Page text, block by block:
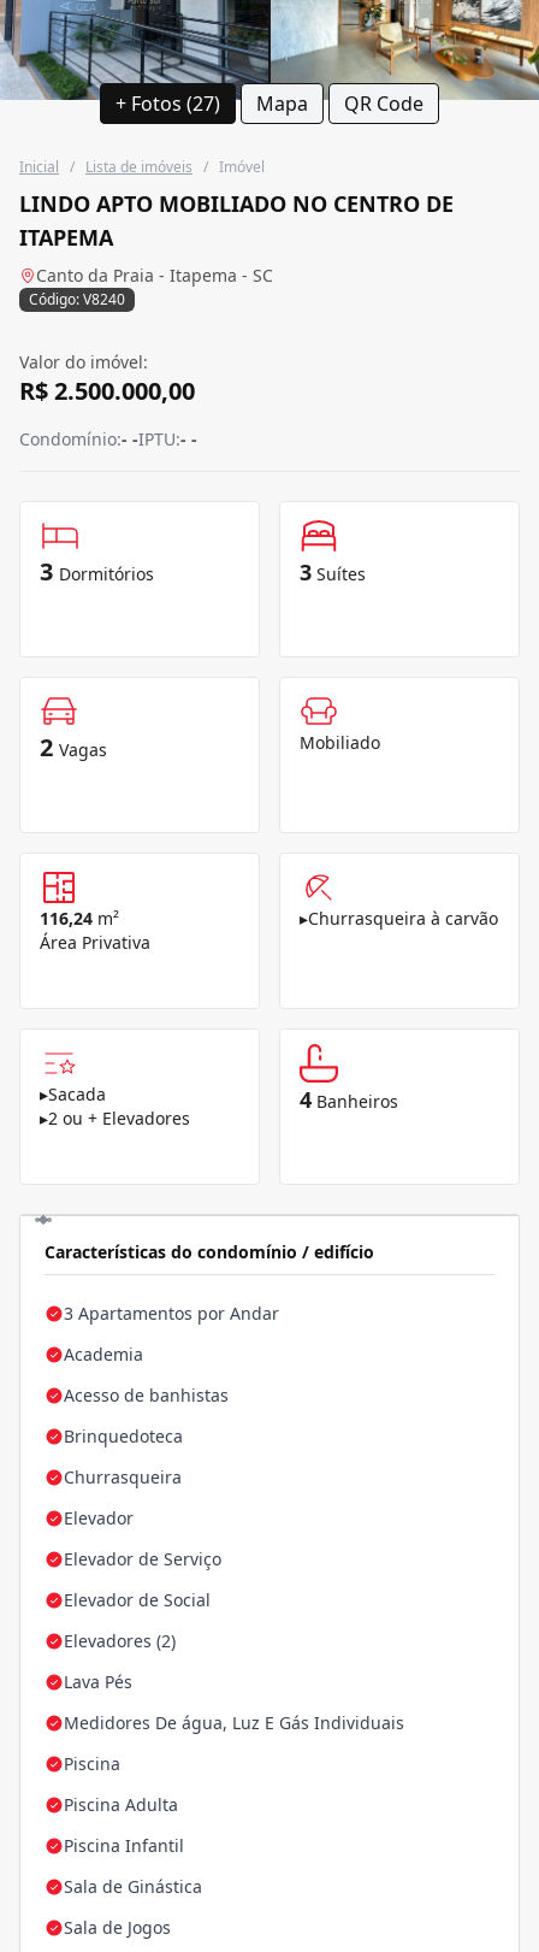
+ Fotos (27) Mapa QR Code
Inicial / Lista de imóveis / Imóvel
LINDO APTO MOBILIADO NO CENTRO DE
ITAPEMA
Canto da Praia - Itapema - SC
Código: V8240
Valor do imóvel:
R$ 2.500.000,00
Condomínio:- -IPTU:- -
3 Dormitórios 3 Suítes
2 Vagas Mobiliado
116,24 m²
Área Privativa
▸Churrasqueira à carvão
▸Sacada
▸2 ou + Elevadores
4 Banheiros
Características do condomínio / edifício
3 Apartamentos por Andar
Academia
Acesso de banhistas
Brinquedoteca
Churrasqueira
Elevador
Elevador de Serviço
Elevador de Social
Elevadores (2)
Lava Pés
Medidores De água, Luz E Gás Individuais
Piscina
Piscina Adulta
Piscina Infantil
Sala de Ginástica
Sala de Jogos